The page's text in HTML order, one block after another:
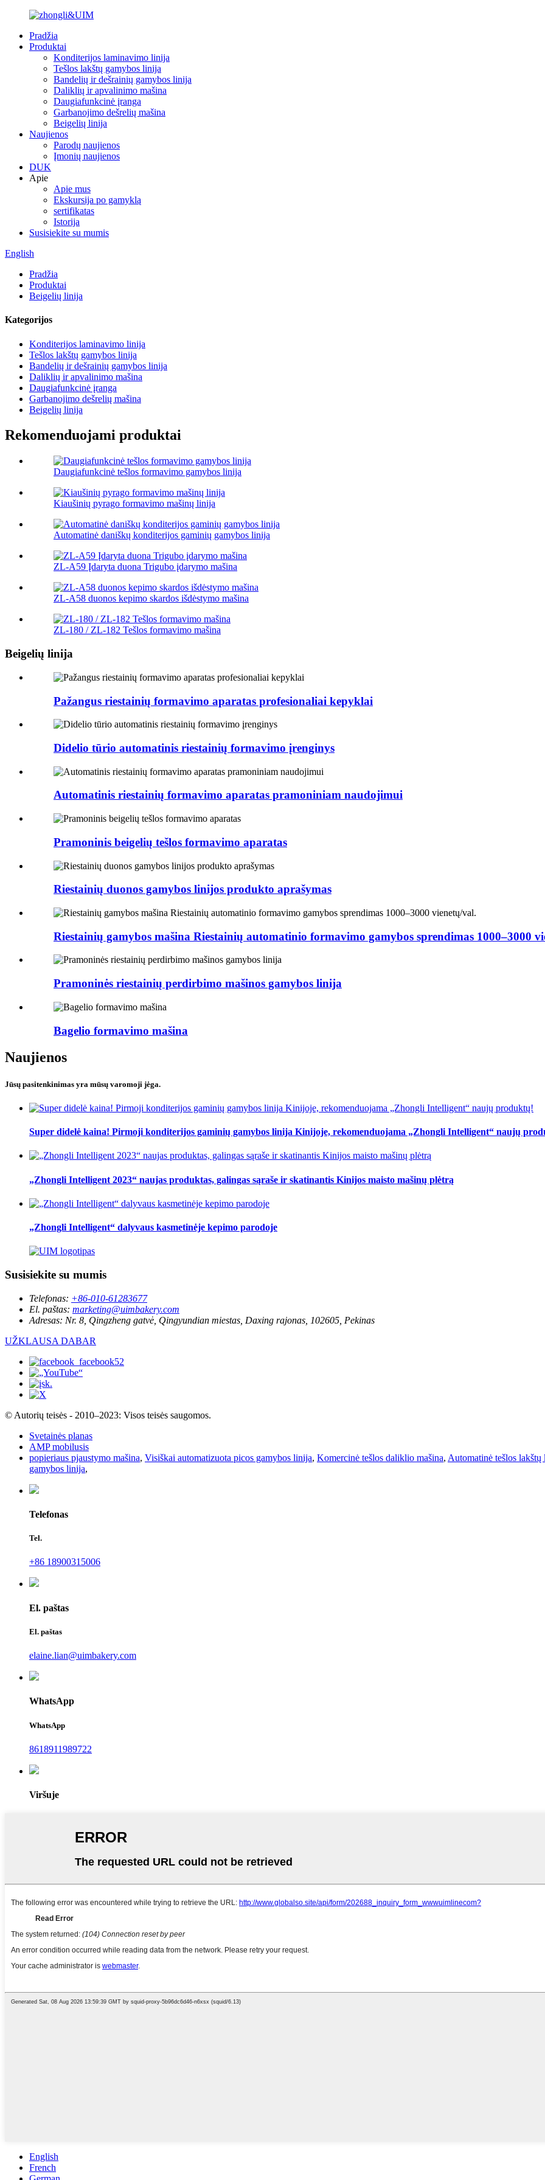
Pradžia
Produktai
Konditerijos laminavimo linija
Tešlos lakštų gamybos linija
Bandelių ir dešrainių gamybos linija
Daliklių ir apvalinimo mašina
Daugiafunkcinė įranga
Garbanojimo dešrelių mašina
Beigelių linija
Naujienos
Parodų naujienos
Įmonių naujienos
DUK
Apie
Apie mus
Ekskursija po gamyklą
sertifikatas
Istorija
Susisiekite su mumis
English
Pradžia
Produktai
Beigelių linija
Kategorijos
Konditerijos laminavimo linija
Tešlos lakštų gamybos linija
Bandelių ir dešrainių gamybos linija
Daliklių ir apvalinimo mašina
Daugiafunkcinė įranga
Garbanojimo dešrelių mašina
Beigelių linija
Rekomenduojami produktai
Daugiafunkcinė tešlos formavimo gamybos linija
Kiaušinių pyrago formavimo mašinų linija
Automatinė daniškų konditerijos gaminių gamybos linija
ZL-A59 Įdaryta duona Trigubo įdarymo mašina
ZL-A58 duonos kepimo skardos išdėstymo mašina
ZL-180 / ZL-182 Tešlos formavimo mašina
Beigelių linija
Pažangus riestainių formavimo aparatas profesionaliai kepyklai
Didelio tūrio automatinis riestainių formavimo įrenginys
Automatinis riestainių formavimo aparatas pramoniniam naudojimui
Pramoninis beigelių tešlos formavimo aparatas
Riestainių duonos gamybos linijos produkto aprašymas
Riestainių gamybos mašina Riestainių automatinio formavimo gamybos sprendimas 1000–3000
Pramoninės riestainių perdirbimo mašinos gamybos linija
Bagelio formavimo mašina
Naujienos
Jūsų pasitenkinimas yra mūsų varomoji jėga.
Super didelė kaina! Pirmoji konditerijos gaminių gamybos linija Kinijoje, rekomenduojama „Zhongli Intelligent“ naujų
„Zhongli Intelligent 2023“ naujas produktas, galingas sąraše ir skatinantis Kinijos maisto mašinų plėtrą
„Zhongli Intelligent“ dalyvaus kasmetinėje kepimo parodoje
Susisiekite su mumis
Telefonas: +86-010-61283677
El. paštas: marketing@uimbakery.com
Adresas: Nr. 8, Qingzheng gatvė, Qingyundian miestas, Daxing rajonas, 102605, Pekinas
UŽKLAUSA DABAR
© Autorių teisės - 2010–2023: Visos teisės saugomos.
Svetainės planas
AMP mobilusis
popieriaus pjaustymo mašina, Visiškai automatizuota picos gamybos linija, Komercinė tešlos daliklio mašina, Automatinė tešlos lakštų
gamybos linija,
Telefonas
Tel.
+86 18900315006
El. paštas
El. paštas
elaine.lian@uimbakery.com
WhatsApp
WhatsApp
8618911989722
Viršuje
English
French